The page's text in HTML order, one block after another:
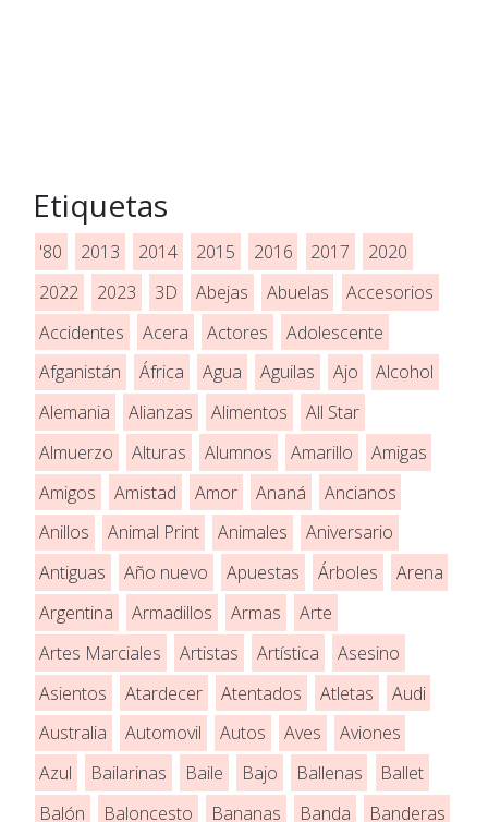
Etiquetas
'80 2013 2014 2015 2016 2017
2020
2022
2023 3D Abejas Abuelas
Accesorios
Accidentes
Acera Actores
Adolescente
Afganistán
África Agua Aguilas Ajo
Alcohol
Alemania
Alianzas Alimentos
All Star
Almuerzo
Alturas Alumnos Amarillo
Amigas
Amigos
Amistad Amor Ananá
Ancianos
Anillos
Animal Print Animales
Aniversario
Antiguas
Año nuevo Apuestas Árboles
Arena
Argentina
Armadillos Armas
Arte
Artes Marciales
Artistas Artística
Asesino
Asientos
Atardecer Atentados Atletas
Audi
Australia
Automovil Autos Aves
Aviones
Azul
Bailarinas Baile Bajo Ballenas
Ballet
Balón
Baloncesto Bananas Banda Banderas